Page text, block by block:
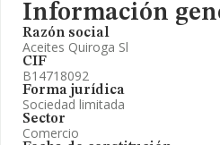
Información
Razón social
Aceites Quiroga Sl
CIF
B14718092
Forma jurídica
Sociedad limitada
Sector
Comercio